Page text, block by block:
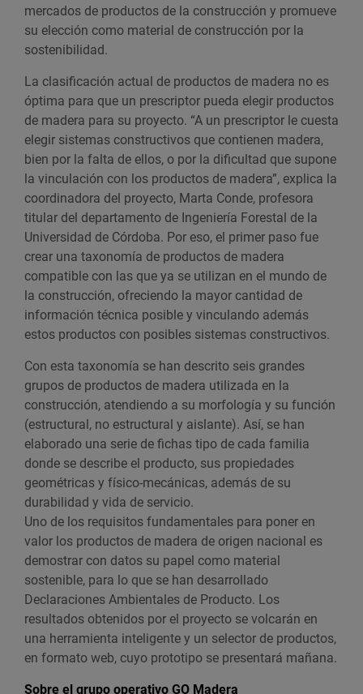
mercados de productos de la construcción y promueve
su elección como material de construcción por la
sostenibilidad.
La clasificación actual de productos de madera no es
óptima para que un prescriptor pueda elegir productos
de madera para su proyecto. “A un prescriptor le cuesta
elegir sistemas constructivos que contienen madera,
bien por la falta de ellos, o por la dificultad que supone
la vinculación con los productos de madera”, explica la
coordinadora del proyecto, Marta Conde, profesora
titular del departamento de Ingeniería Forestal de la
Universidad de Córdoba. Por eso, el primer paso fue
crear una taxonomía de productos de madera
compatible con las que ya se utilizan en el mundo de
la construcción, ofreciendo la mayor cantidad de
información técnica posible y vinculando además
estos productos con posibles sistemas constructivos.
Con esta taxonomía se han descrito seis grandes
grupos de productos de madera utilizada en la
construcción, atendiendo a su morfología y su función
(estructural, no estructural y aislante). Así, se han
elaborado una serie de fichas tipo de cada familia
donde se describe el producto, sus propiedades
geométricas y físico-mecánicas, además de su
durabilidad y vida de servicio.
Uno de los requisitos fundamentales para poner en
valor los productos de madera de origen nacional es
demostrar con datos su papel como material
sostenible, para lo que se han desarrollado
Declaraciones Ambientales de Producto. Los
resultados obtenidos por el proyecto se volcarán en
una herramienta inteligente y un selector de productos,
en formato web, cuyo prototipo se presentará mañana.
Sobre el grupo operativo GO Madera